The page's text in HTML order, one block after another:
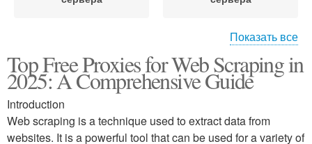
Прокси-сервера для
веб-сканирования
Прокси-сервера перед
использованием
Прокси-сервера для
Прокси-сервер для веб-
Показать все
Top Free Proxies for Web Scraping in
2025: A Comprehensive Guide
Introduction
Web scraping is a technique used to extract data from
websites. It is a powerful tool that can be used for a variety of